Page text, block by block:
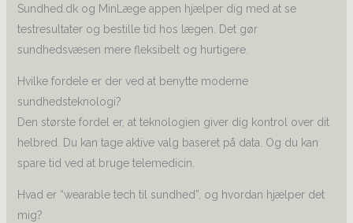
Sundhed.dk og MinLæge appen hjælper dig med at se
testresultater og bestille tid hos lægen. Det gør
sundhedsvæsen mere fleksibelt og hurtigere.
Hvilke fordele er der ved at benytte moderne
sundhedsteknologi?
Den største fordel er, at teknologien giver dig kontrol over dit
helbred. Du kan tage aktive valg baseret på data. Og du kan
spare tid ved at bruge telemedicin.
Hvad er “wearable tech til sundhed”, og hvordan hjælper det
mig?